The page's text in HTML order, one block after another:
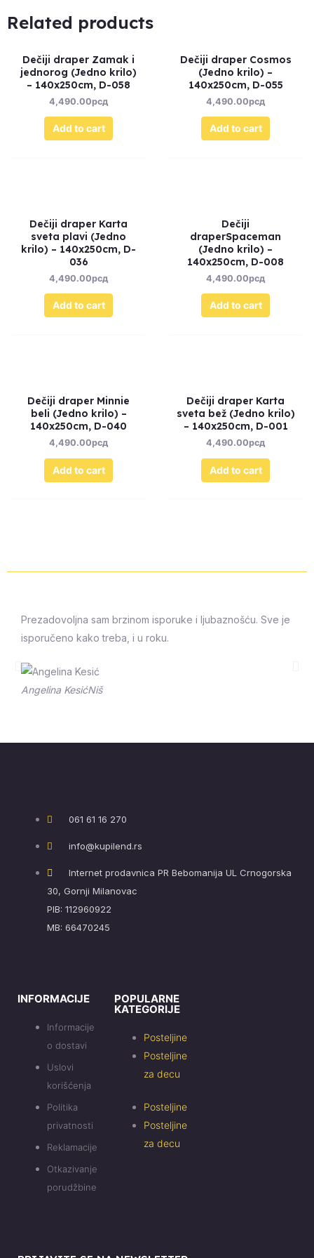
Related products
Dečiji draper Zamak i
jednorog (Jedno krilo)
– 140x250cm, D-058
4,490.00рсд
Add to cart
Dečiji draper Cosmos
(Jedno krilo) –
140x250cm, D-055
4,490.00рсд
Add to cart
Dečiji draper Karta
sveta plavi (Jedno
krilo) – 140x250cm, D-
036
4,490.00рсд
Add to cart
Dečiji
draperSpaceman
(Jedno krilo) –
140x250cm, D-008
4,490.00рсд
Add to cart
Dečiji draper Minnie
beli (Jedno krilo) –
140x250cm, D-040
4,490.00рсд
Add to cart
Dečiji draper Karta
sveta bež (Jedno krilo)
– 140x250cm, D-001
4,490.00рсд
Add to cart
Prezadovoljna sam brzinom isporuke i ljubaznošću. Sve je
isporučeno kako treba, i u roku.
Angelina KesićNiš
Prethodna
061 61 16 270
info@kupilend.rs
Internet prodavnica PR Bebomanija UL Crnogorska
30, Gornji Milanovac
PIB: 112960922
MB: 66470245
INFORMACIJE
Informacije
o dostavi
Uslovi
korišćenja
Politika
privatnosti
Reklamacije
Otkazivanje
porudžbine
POPULARNE
KATEGORIJE
Posteljine
Posteljine
za decu
Posteljine
Posteljine
za decu